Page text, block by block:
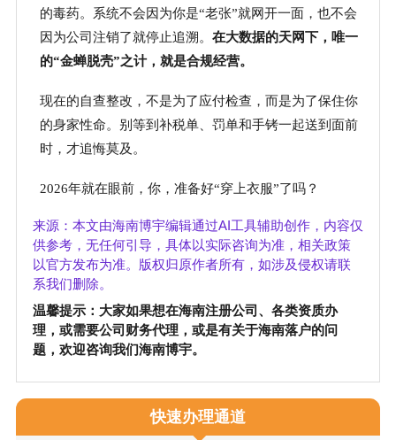
的毒药。系统不会因为你是“老张”就网开一面，也不会
因为公司注销了就停止追溯。 在大数据的天网下，唯一
的“金蝉脱壳”之计，就是合规经营。
现在的自查整改，不是为了应付检查，而是为了保住你
的身家性命。别等到补税单、罚单和手铐一起送到面前
时，才追悔莫及。
2026年就在眼前，你，准备好“穿上衣服”了吗？
来源：本文由海南博宇编辑通过AI工具辅助创作，内容仅
供参考，无任何引导，具体以实际咨询为准，相关政策
以官方发布为准。版权归原作者所有，如涉及侵权请联
系我们删除。
温馨提示：大家如果想在海南注册公司、各类资质办
理，或需要公司财务代理，或是有关于海南落户的问
题，欢迎咨询我们海南博宇。
快速办理通道